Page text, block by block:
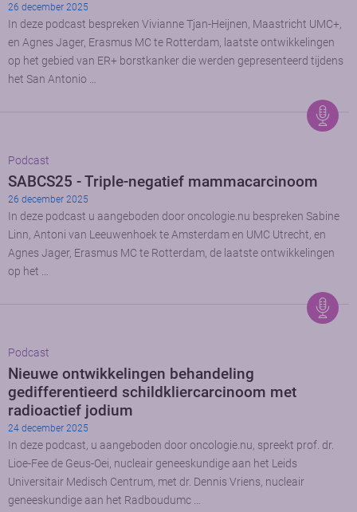
26 december 2025
In deze podcast bespreken Vivianne Tjan-Heijnen, Maastricht UMC+,
en Agnes Jager, Erasmus MC te Rotterdam, laatste ontwikkelingen
op het gebied van ER+ borstkanker die werden gepresenteerd tijdens
het San Antonio …
Podcast
SABCS25 - Triple-negatief mammacarcinoom
26 december 2025
In deze podcast u aangeboden door oncologie.nu bespreken Sabine
Linn, Antoni van Leeuwenhoek te Amsterdam en UMC Utrecht, en
Agnes Jager, Erasmus MC te Rotterdam, de laatste ontwikkelingen
op het …
Podcast
Nieuwe ontwikkelingen behandeling
gedifferentieerd schildkliercarcinoom met
radioactief jodium
24 december 2025
In deze podcast, u aangeboden door oncologie.nu, spreekt prof. dr.
Lioe-Fee de Geus-Oei, nucleair geneeskundige aan het Leids
Universitair Medisch Centrum, met dr. Dennis Vriens, nucleair
geneeskundige aan het Radboudumc …